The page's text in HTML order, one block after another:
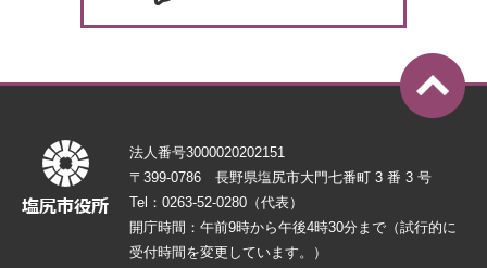
法人番号3000020202151
〒399-0786 長野県塩尻市大門七番町 3 番 3 号
Tel：0263-52-0280（代表）
開庁時間：午前9時から午後4時30分まで（試行的に
受付時間を変更しています。）